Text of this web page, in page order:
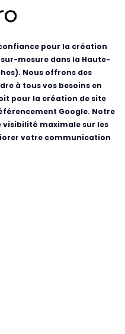
pour la création
mesure dans la Haute-
Nous offrons des
à tous vos besoins en
pour la création de site
Google. Notre
maximale sur les
votre communication